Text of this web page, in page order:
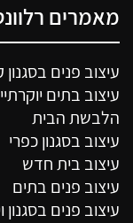
מאמרים
עיצוב פנים
עיצוב בתים
הלבשת הבית
עיצוב בסגנון כפרי
עיצוב בית חדש
עיצוב פנים בתים
עיצוב פנים בסגנון